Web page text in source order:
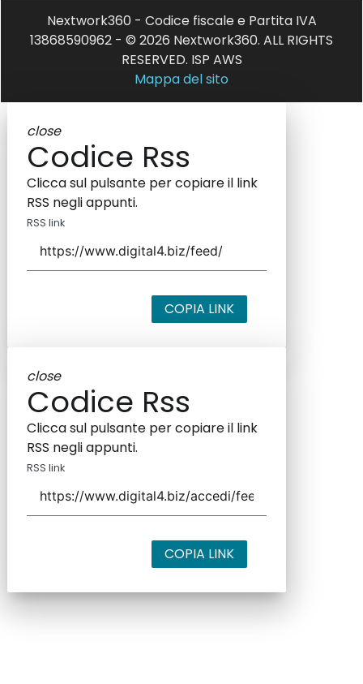
Nextwork360 - Codice fiscale e Partita IVA
13868590962 - © 2026 Nextwork360. ALL RIGHTS
RESERVED. ISP AWS
Mappa del sito
close
Codice Rss
Clicca sul pulsante per copiare il link
RSS negli appunti.
RSS link
COPIA LINK
close
Codice Rss
Clicca sul pulsante per copiare il link
RSS negli appunti.
RSS link
COPIA LINK